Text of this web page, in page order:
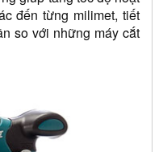
đến từng milimet, tiết
so với những máy cắt